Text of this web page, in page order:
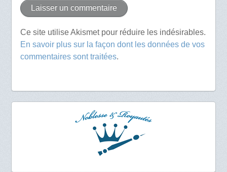
Ce site utilise Akismet pour réduire les indésirables.
En savoir plus sur la façon dont les données de vos
commentaires sont traitées.